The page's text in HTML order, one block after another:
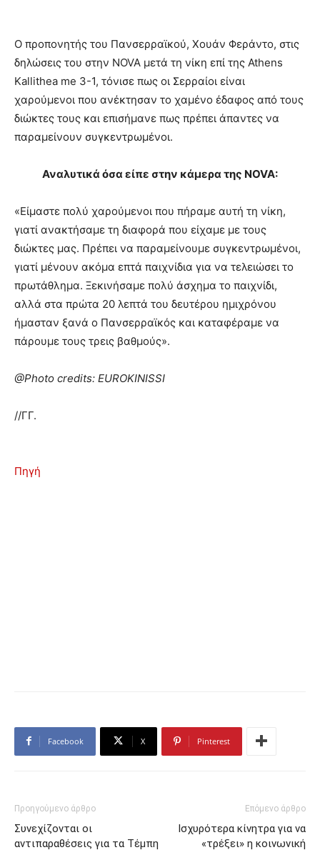
Ο προπονητής του Πανσερραϊκού, Χουάν Φεράντο, στις
δηλώσεις του στην NOVA μετά τη νίκη επί της Athens
Kallithea me 3-1, τόνισε πως οι Σερραίοι είναι
χαρούμενοι που ανέκτησαν το χαμένο έδαφος από τους
διώκτες τους και επισήμανε πως πρέπει άπαντες να
παραμείνουν συγκεντρωμένοι.
Αναλυτικά όσα είπε στην κάμερα της NOVA:
«Είμαστε πολύ χαρούμενοι που πήραμε αυτή τη νίκη,
γιατί ανακτήσαμε τη διαφορά που είχαμε με τους
διώκτες μας. Πρέπει να παραμείνουμε συγκεντρωμένοι,
γιατί μένουν ακόμα επτά παιχνίδια για να τελειώσει το
πρωτάθλημα. Ξεκινήσαμε πολύ άσχημα το παιχνίδι,
αλλά στα πρώτα 20 λεπτά του δευτέρου ημιχρόνου
ήμασταν ξανά ο Πανσερραϊκός και καταφέραμε να
πάρουμε τους τρεις βαθμούς».
@Photo credits: EUROKINISSI
//ΓΓ.
Πηγή
Facebook X Pinterest
Προηγούμενο άρθρο
Συνεχίζονται οι
αντιπαραθέσεις για τα Τέμπη
Επόμενο άρθρο
Ισχυρότερα κίνητρα για να
«τρέξει» η κοινωνική